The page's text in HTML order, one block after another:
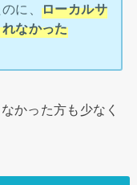
に、 ローカルサ
なかった
かった方も少なく